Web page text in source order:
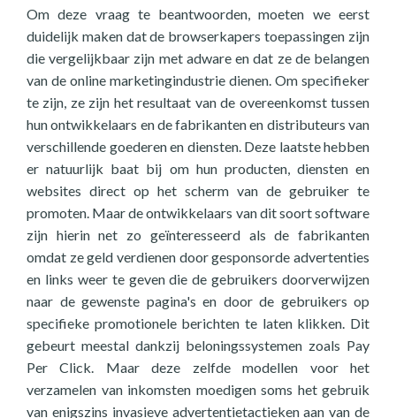
Om deze vraag te beantwoorden, moeten we eerst
duidelijk maken dat de browserkapers toepassingen zijn
die vergelijkbaar zijn met adware en dat ze de belangen
van de online marketingindustrie dienen. Om specifieker
te zijn, ze zijn het resultaat van de overeenkomst tussen
hun ontwikkelaars en de fabrikanten en distributeurs van
verschillende goederen en diensten. Deze laatste hebben
er natuurlijk baat bij om hun producten, diensten en
websites direct op het scherm van de gebruiker te
promoten. Maar de ontwikkelaars van dit soort software
zijn hierin net zo geïnteresseerd als de fabrikanten
omdat ze geld verdienen door gesponsorde advertenties
en links weer te geven die de gebruikers doorverwijzen
naar de gewenste pagina's en door de gebruikers op
specifieke promotionele berichten te laten klikken. Dit
gebeurt meestal dankzij beloningssystemen zoals Pay
Per Click. Maar deze zelfde modellen voor het
verzamelen van inkomsten moedigen soms het gebruik
van enigszins invasieve advertentietactieken aan van de